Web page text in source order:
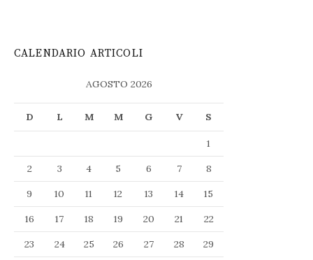
CALENDARIO ARTICOLI
AGOSTO 2026
D L M M G V S
1
2
3 4 5 6 7
8
9
10 11 12 13 14
15
16
17 18 19 20 21
22
23
24 25 26 27 28
29